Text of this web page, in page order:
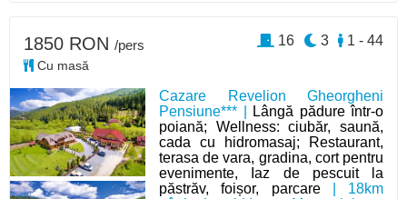
Cazare Revelion Gheorgheni
Pensiune*** |
Lângă pădure într-o
poiană; Wellness: ciubăr, saună,
cada cu hidromasaj; Restaurant,
terasa de vara, gradina, cort pentru
evenimente, Iaz de pescuit la
păstrăv, foișor, parcare| 18km
1850 RON /pers
Cu masă
1 - 44
3
16